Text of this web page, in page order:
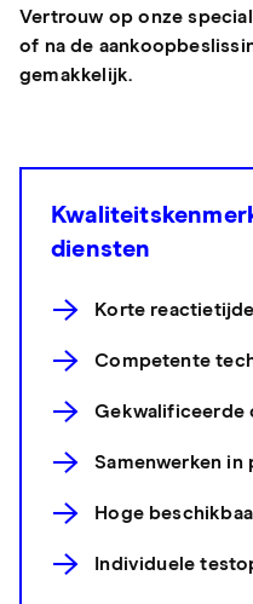
Vertrouw op onze
of na de
gemakkelijk.
diensten
Korte
Competente
Gekwalificeerde
Samenwerken in
Hoge
Individuele